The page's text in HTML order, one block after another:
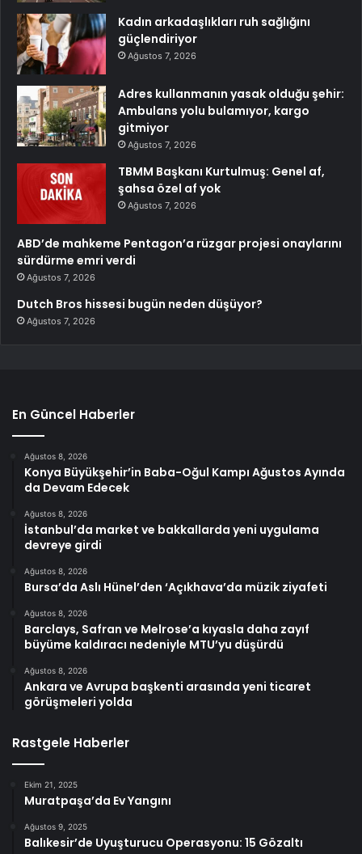
Kadın arkadaşlıkları ruh sağlığını
güçlendiriyor
Ağustos 7, 2026
Adres kullanmanın yasak olduğu şehir:
Ambulans yolu bulamıyor, kargo
gitmiyor
Ağustos 7, 2026
TBMM Başkanı Kurtulmuş: Genel af,
şahsa özel af yok
Ağustos 7, 2026
ABD’de mahkeme Pentagon’a rüzgar projesi onaylarını
sürdürme emri verdi
Ağustos 7, 2026
Dutch Bros hissesi bugün neden düşüyor?
Ağustos 7, 2026
En Güncel Haberler
Ağustos 8, 2026
Konya Büyükşehir’in Baba-Oğul Kampı Ağustos Ayında
da Devam Edecek
Ağustos 8, 2026
İstanbul’da market ve bakkallarda yeni uygulama
devreye girdi
Ağustos 8, 2026
Bursa’da Aslı Hünel’den ‘Açıkhava’da müzik ziyafeti
Ağustos 8, 2026
Barclays, Safran ve Melrose’a kıyasla daha zayıf
büyüme kaldıracı nedeniyle MTU’yu düşürdü
Ağustos 8, 2026
Ankara ve Avrupa başkenti arasında yeni ticaret
görüşmeleri yolda
Rastgele Haberler
Ekim 21, 2025
Muratpaşa’da Ev Yangını
Ağustos 9, 2025
Balıkesir’de Uyuşturucu Operasyonu: 15 Gözaltı